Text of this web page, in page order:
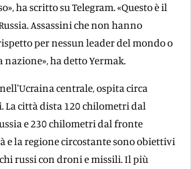
ha scritto su Telegram. «Questo è il
Assassini che non hanno
per nessun leader del mondo o
ha detto Yermak.
centrale, ospita circa
La città dista 120 chilometri dal
e 230 chilometri dal fronte
e la regione circostante sono obiettivi
russi con droni e missili. Il più